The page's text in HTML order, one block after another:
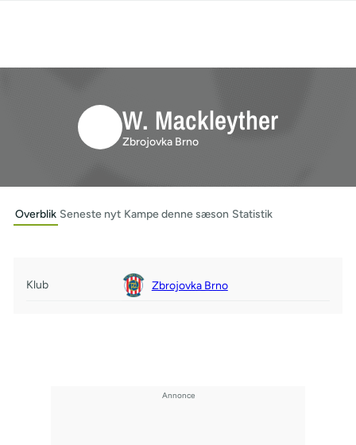
W. Mackleyther
Zbrojovka Brno
Overblik Seneste nyt Kampe denne sæson Statistik
Klub Zbrojovka Brno